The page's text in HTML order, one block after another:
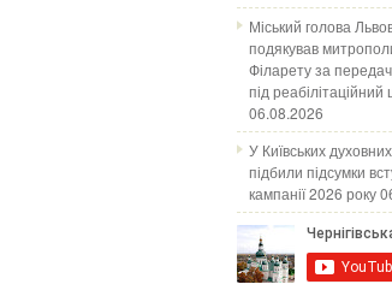
Міський голова
подякував
Філарету за
під реабілітаційний
06.08.2026
У Київських
підбили підсумки
кампанії 2026 року